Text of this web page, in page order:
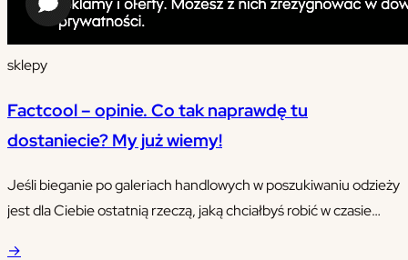
sklepy
Factcool – opinie. Co tak naprawdę tu
dostaniecie? My już wiemy!
Jeśli bieganie po galeriach handlowych w poszukiwaniu odzieży
jest dla Ciebie ostatnią rzeczą, jaką chciałbyś robić w czasie
→